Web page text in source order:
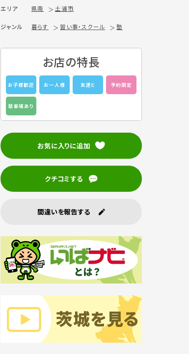
エリア 県南 土浦市
ジャンル 暮らす 習い事・スクール 塾
お店の特長
お子様歓迎 お一人様 友達と 予約限定
駐車場あり
お気に入りに追加
クチコミする
間違いを報告する